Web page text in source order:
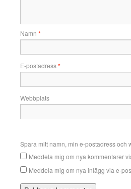
Namn *
E-postadress*
Webbplats
Spara mitt namn, min e-postadress
Meddela mig om nya kommentarer
Meddela mig om nya inlägg via e-